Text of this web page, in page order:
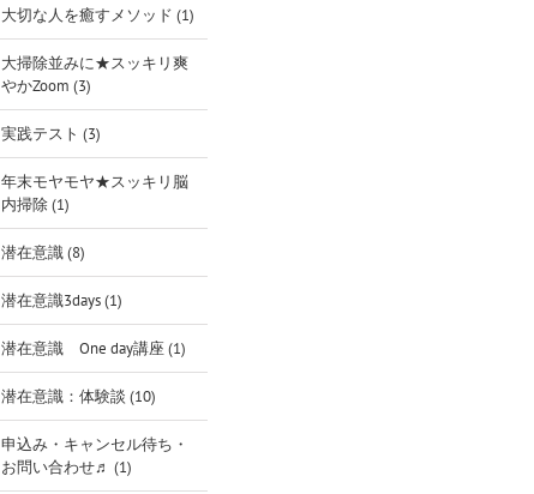
大切な人を癒すメソッド (1)
大掃除並みに★スッキリ爽
やかZoom (3)
実践テスト (3)
年末モヤモヤ★スッキリ脳
内掃除 (1)
潜在意識 (8)
潜在意識3days (1)
潜在意識 One day講座 (1)
潜在意識：体験談 (10)
申込み・キャンセル待ち・
お問い合わせ♬ (1)